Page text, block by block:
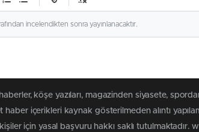
incelendikten sonra yayınlanacaktır.
köşe yazıları, magazinden siyasete,
içerikleri kaynak gösterilmeden alıntı
için yasal başvuru hakkı saklı